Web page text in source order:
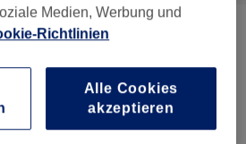
& Stylings (8)
Stylings 1) 15 €
Medien, Werbung und
Richtlinien
Alle Cookies
akzeptieren